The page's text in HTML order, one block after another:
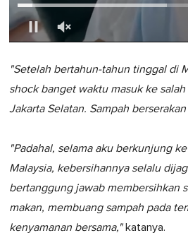
1
0
"Setelah bertahun-tahun tinggal di
shock banget waktu masuk ke
Jakarta Selatan. Sampah
"Padahal, selama aku berkunjung
Malaysia, kebersihannya selalu
bertanggung jawab membersihkan
makan, membuang sampah pada
kenyamanan bersama,"katanya.